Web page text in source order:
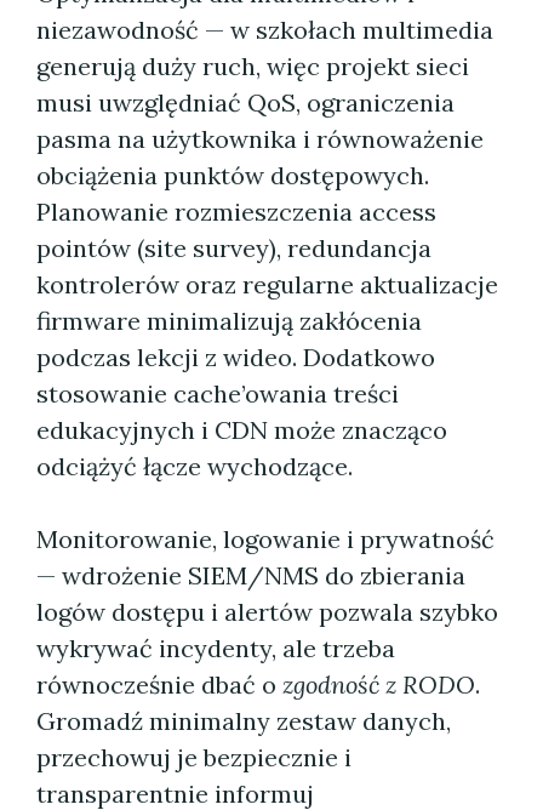
niezawodność — w szkołach multimedia
generują duży ruch, więc projekt sieci
musi uwzględniać QoS, ograniczenia
pasma na użytkownika i równoważenie
obciążenia punktów dostępowych.
Planowanie rozmieszczenia access
pointów (site survey), redundancja
kontrolerów oraz regularne aktualizacje
firmware minimalizują zakłócenia
podczas lekcji z wideo. Dodatkowo
stosowanie cache’owania treści
edukacyjnych i CDN może znacząco
odciążyć łącze wychodzące.
Monitorowanie, logowanie i prywatność
— wdrożenie SIEM/NMS do zbierania
logów dostępu i alertów pozwala szybko
wykrywać incydenty, ale trzeba
równocześnie dbać o zgodność z RODO.
Gromadź minimalny zestaw danych,
przechowuj je bezpiecznie i
transparentnie informuj